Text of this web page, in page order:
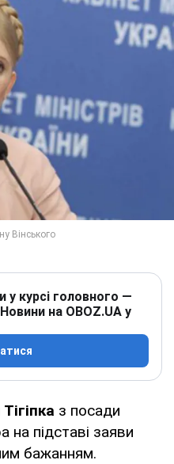
у курсі головного —
на OBOZ.UA у
з посади
на підставі заяви
бажанням.